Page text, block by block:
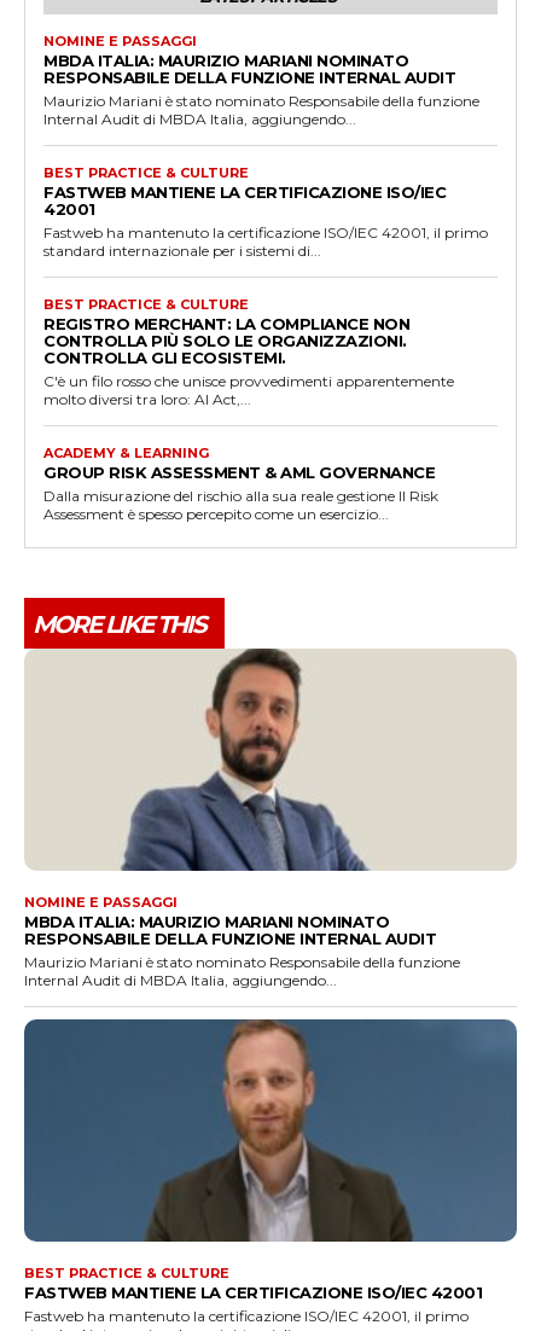
NOMINE E PASSAGGI
MBDA ITALIA: MAURIZIO MARIANI NOMINATO
RESPONSABILE DELLA FUNZIONE INTERNAL AUDIT
Maurizio Mariani è stato nominato Responsabile della funzione
Internal Audit di MBDA Italia, aggiungendo...
BEST PRACTICE & CULTURE
FASTWEB MANTIENE LA CERTIFICAZIONE ISO/IEC
42001
Fastweb ha mantenuto la certificazione ISO/IEC 42001, il primo
standard internazionale per i sistemi di...
BEST PRACTICE & CULTURE
REGISTRO MERCHANT: LA COMPLIANCE NON
CONTROLLA PIÙ SOLO LE ORGANIZZAZIONI.
CONTROLLA GLI ECOSISTEMI.
C'è un filo rosso che unisce provvedimenti apparentemente
molto diversi tra loro: AI Act,...
ACADEMY & LEARNING
GROUP RISK ASSESSMENT & AML GOVERNANCE
Dalla misurazione del rischio alla sua reale gestione Il Risk
Assessment è spesso percepito come un esercizio...
MORE LIKE THIS
NOMINE E PASSAGGI
MBDA ITALIA: MAURIZIO MARIANI NOMINATO
RESPONSABILE DELLA FUNZIONE INTERNAL AUDIT
Maurizio Mariani è stato nominato Responsabile della funzione
Internal Audit di MBDA Italia, aggiungendo...
BEST PRACTICE & CULTURE
FASTWEB MANTIENE LA CERTIFICAZIONE ISO/IEC 42001
Fastweb ha mantenuto la certificazione ISO/IEC 42001, il primo